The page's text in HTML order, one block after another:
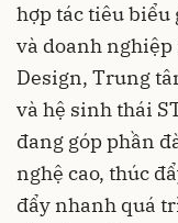
hợp tác tiêu biểu
và doanh
Design, Trung
và hệ sinh thái
đang góp phần
nghệ cao, thúc
đẩy nhanh quá